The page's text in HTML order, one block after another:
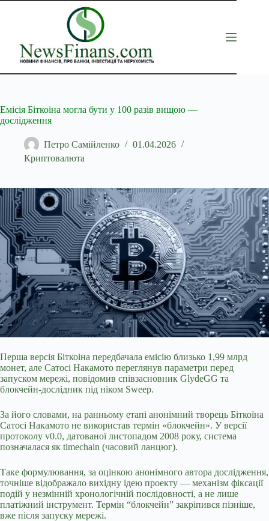
Перейти
Емісія Біткоіна могла бути у 100 разів вищою —
дослідження
Петро Самійленко
01.04.2026
Криптовалюта
Перша версія Біткоіна передбачала емісію близько 1,99 млрд
монет, але Сатосі Накамото переглянув параметри перед
запуском мережі, повідомив співзасновник GlydeGG та
блокчейн-дослідник під ніком Sweep.
За його словами, на ранньому етапі анонімний творець Біткоїна
Сатосі Накамото не використав термін «блокчейн». У версії
протоколу v0.0, датованої листопадом 2008 року, система
позначалася як timechain (часовий ланцюг).
Таке формулювання, за оцінкою анонімного автора дослідження,
точніше відображало вихідну ідею проекту — механізм фіксації
подій у незмінній хронологічній послідовності, а не лише
платіжний інструмент. Термін “блокчейн” закріпився пізніше,
вже після запуску мережі.